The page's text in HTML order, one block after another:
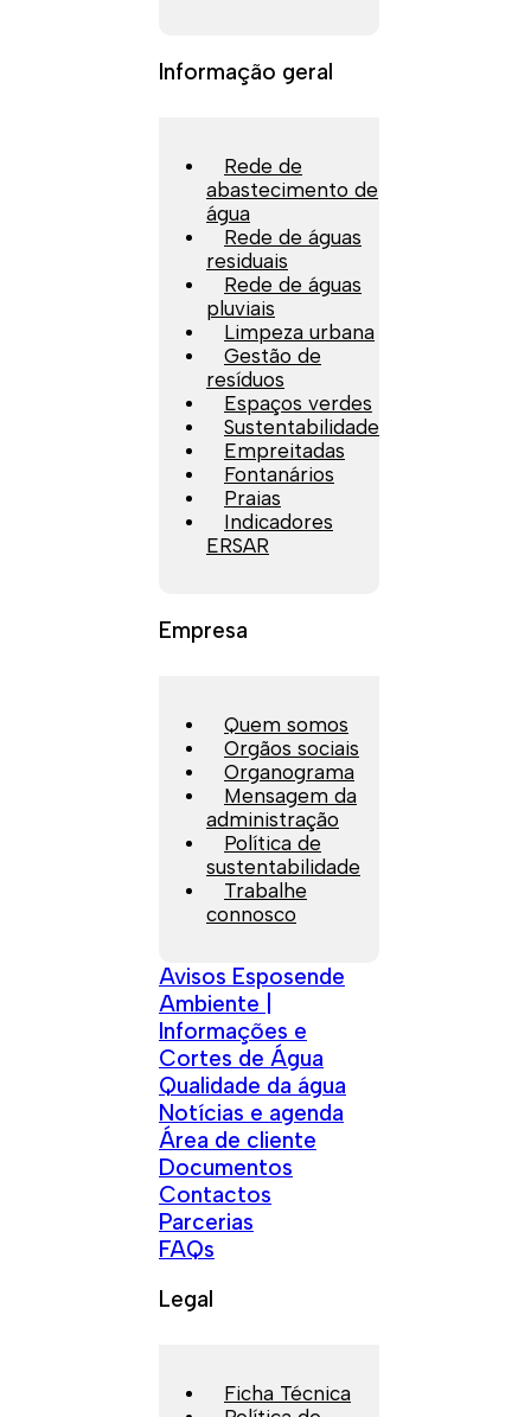
Informação geral
Rede de
abastecimento de
água
Rede de águas
residuais
Rede de águas
pluviais
Limpeza urbana
Gestão de
resíduos
Espaços verdes
Sustentabilidade
Empreitadas
Fontanários
Praias
Indicadores
ERSAR
Empresa
Quem somos
Orgãos sociais
Organograma
Mensagem da
administração
Política de
sustentabilidade
Trabalhe
connosco
Avisos Esposende
Ambiente |
Informações e
Cortes de Água
Qualidade da água
Notícias e agenda
Área de cliente
Documentos
Contactos
Parcerias
FAQs
Legal
Ficha Técnica